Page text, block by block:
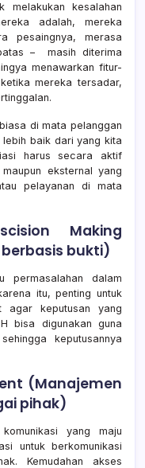
melakukan kesalahan
adalah, mereka
pesaingnya, merasa
– masih diterima
menawarkan fitur-
mereka tersadar,
di mata pelanggan
baik dari yang kita
harus secara aktif
eksternal yang
pelayanan di mata
Making
bukti)
permasalahan dalam
itu, penting untuk
agar keputusan yang
bisa digunakan guna
keputusannya
(Manajemen
pihak)
yang maju
untuk berkomunikasi
Kemudahan akses